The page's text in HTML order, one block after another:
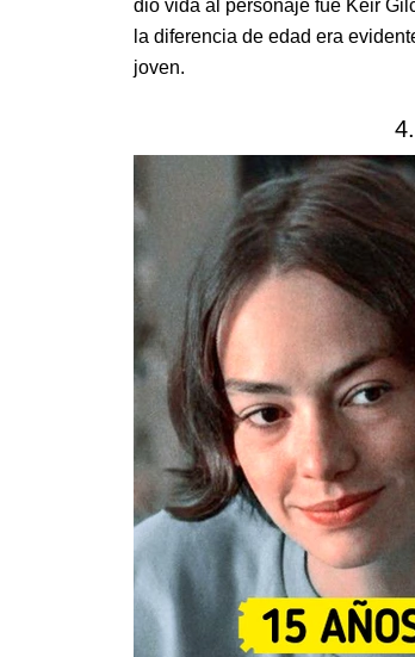
dio vida al personaje fue Keir
la diferencia de edad era
joven.